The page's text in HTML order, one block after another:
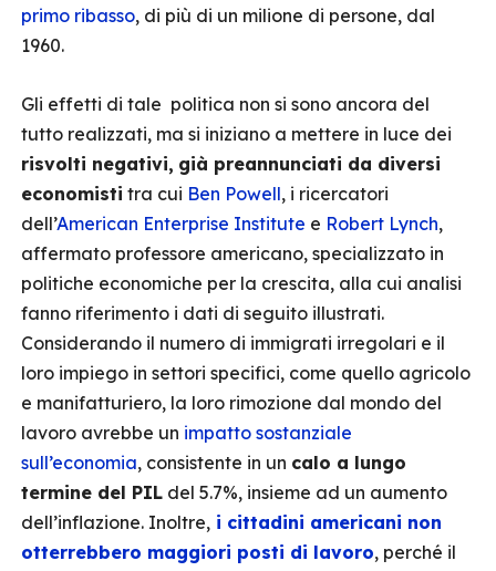
primo ribasso, di più di un milione di persone, dal
1960.
Gli effetti di tale politica non si sono ancora del
tutto realizzati, ma si iniziano a mettere in luce dei
risvolti negativi, già preannunciati da diversi
economisti tra cui Ben Powell, i ricercatori
dell’American Enterprise Institute e Robert Lynch,
affermato professore americano, specializzato in
politiche economiche per la crescita, alla cui analisi
fanno riferimento i dati di seguito illustrati.
Considerando il numero di immigrati irregolari e il
loro impiego in settori specifici, come quello agricolo
e manifatturiero, la loro rimozione dal mondo del
lavoro avrebbe un impatto sostanziale
sull’economia, consistente in un calo a lungo
termine del PIL del 5.7%, insieme ad un aumento
dell’inflazione. Inoltre, i cittadini americani non
otterrebbero maggiori posti di lavoro, perché il